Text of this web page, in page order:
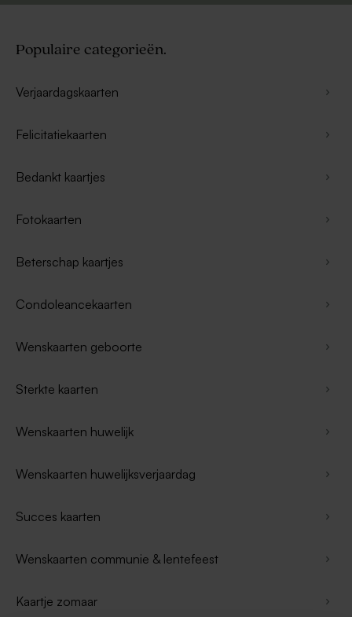
Populaire categorieën.
Verjaardagskaarten
Felicitatiekaarten
Bedankt kaartjes
Fotokaarten
Beterschap kaartjes
Condoleancekaarten
Wenskaarten geboorte
Sterkte kaarten
Wenskaarten huwelijk
Wenskaarten huwelijksverjaardag
Succes kaarten
Wenskaarten communie & lentefeest
Kaartje zomaar